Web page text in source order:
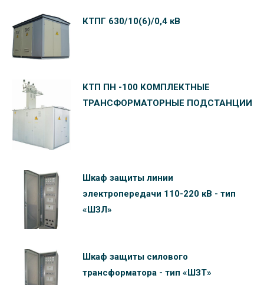
КТПГ 630/10(6)/0,4 кВ
КТП ПН -100 КОМПЛЕКТНЫЕ
ТРАНСФОРМАТОРНЫЕ ПОДСТАНЦИИ
Шкаф защиты линии
электропередачи 110-220 кВ - тип
«ШЗЛ»
Шкаф защиты силового
трансформатора - тип «ШЗТ»